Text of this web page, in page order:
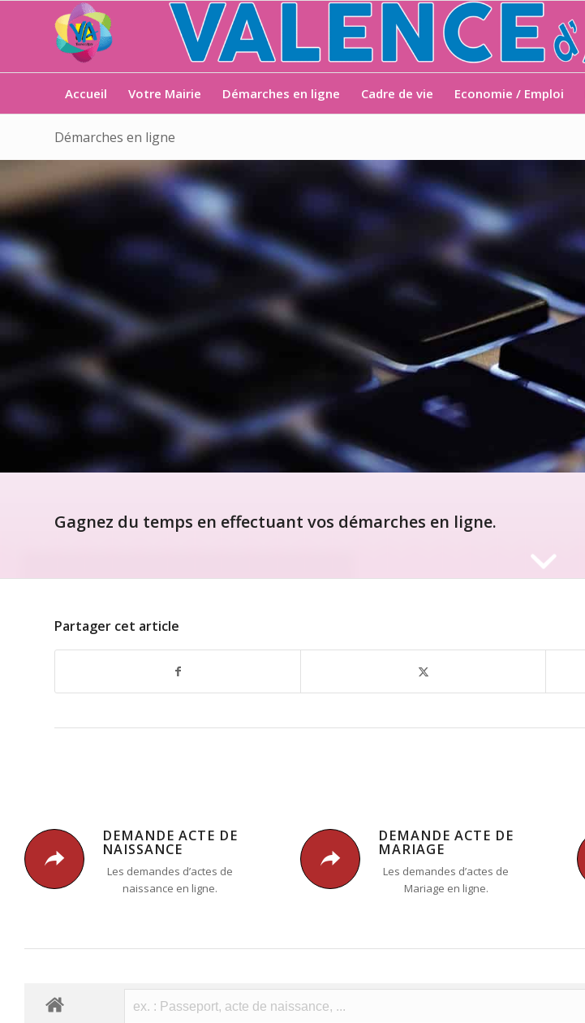
Accueil Votre Mairie Démarches en ligne Cadre de vie Economie / Emploi
Démarches en ligne
Gagnez du temps en effectuant vos démarches en ligne.
Partager cet article
DEMANDE ACTE DE
NAISSANCE
Les demandes d’actes de
naissance en ligne.
DEMANDE ACTE DE
MARIAGE
Les demandes d’actes de
Mariage en ligne.